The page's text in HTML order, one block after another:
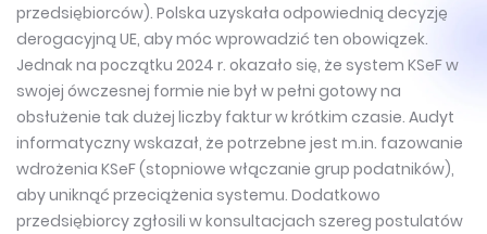
przedsiębiorców). Polska uzyskała odpowiednią decyzję
derogacyjną UE, aby móc wprowadzić ten obowiązek.
Jednak na początku 2024 r. okazało się, że system KSeF w
swojej ówczesnej formie nie był w pełni gotowy na
obsłużenie tak dużej liczby faktur w krótkim czasie. Audyt
informatyczny wskazał, że potrzebne jest m.in. fazowanie
wdrożenia KSeF (stopniowe włączanie grup podatników),
aby uniknąć przeciążenia systemu. Dodatkowo
przedsiębiorcy zgłosili w konsultacjach szereg postulatów